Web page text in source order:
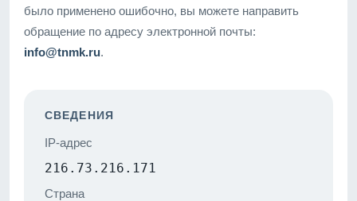
было применено ошибочно, вы можете направить
обращение по адресу электронной почты:
info@tnmk.ru.
СВЕДЕНИЯ
IP-адрес
216.73.216.171
Страна